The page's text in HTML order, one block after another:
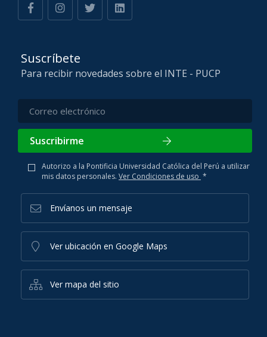
Suscríbete
Para recibir novedades sobre el INTE - PUCP
Suscribirme
Autorizo a la Pontificia Universidad Católica del Perú a utilizar
mis datos personales. Ver Condiciones de uso *
Envíanos un mensaje
Ver ubicación en Google Maps
Ver mapa del sitio